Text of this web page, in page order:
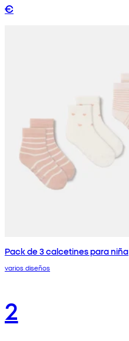
€
Pack de 3 calcetines para niña
varios diseños
2